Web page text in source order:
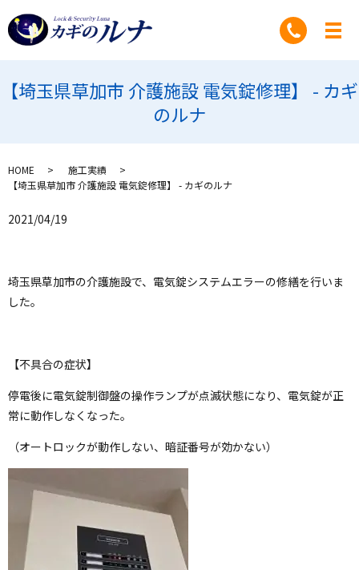
【埼玉県草加市 介護施設 電気錠修理】 - カギ
のルナ
HOME
施工実績
【埼玉県草加市 介護施設 電気錠修理】 - カギのルナ
2021/04/19
埼玉県草加市の介護施設で、電気錠システムエラーの修繕を行いま
した。
【不具合の症状】
停電後に電気錠制御盤の操作ランプが点滅状態になり、電気錠が正
常に動作しなくなった。
（オートロックが動作しない、暗証番号が効かない）